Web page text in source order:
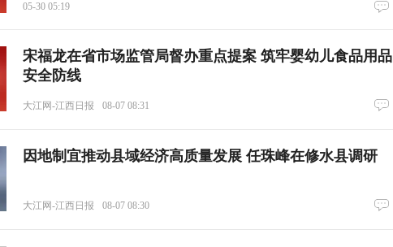
05-30 05:19
宋福龙在省市场监管局督办重点提案 筑牢婴幼儿食品用品
安全防线
大江网-江西日报 08-07 08:31
因地制宜推动县域经济高质量发展 任珠峰在修水县调研
大江网-江西日报 08-07 08:30